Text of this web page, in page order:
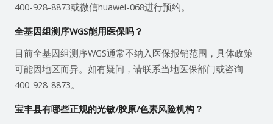
400-928-8873或微信huawei-068进行预约。
全基因组测序WGS能用医保吗？
目前全基因组测序WGS通常不纳入医保报销范围，具体政策
可能因地区而异。如有疑问，请联系当地医保部门或咨询
400-928-8873。
宝丰县有哪些正规的光敏/胶原/色素风险机构？